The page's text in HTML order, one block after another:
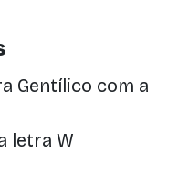
Gentílico com a
letra W